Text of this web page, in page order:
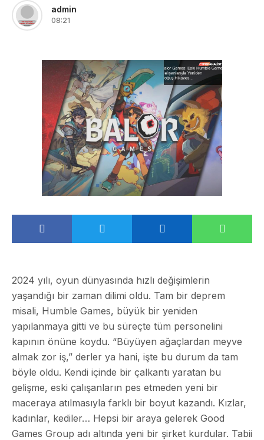
admin
08:21
2024 yılı, oyun dünyasında hızlı değişimlerin
yaşandığı bir zaman dilimi oldu. Tam bir deprem
misali, Humble Games, büyük bir yeniden
yapılanmaya gitti ve bu süreçte tüm personelini
kapının önüne koydu. “Büyüyen ağaçlardan meyve
almak zor iş,” derler ya hani, işte bu durum da tam
böyle oldu. Kendi içinde bir çalkantı yaratan bu
gelişme, eski çalışanların pes etmeden yeni bir
maceraya atılmasıyla farklı bir boyut kazandı. Kızlar,
kadınlar, kediler… Hepsi bir araya gelerek Good
Games Group adı altında yeni bir şirket kurdular. Tabii